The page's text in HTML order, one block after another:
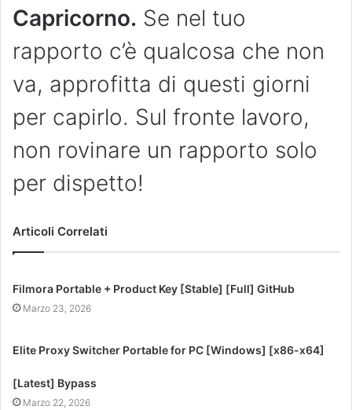
Capricorno. Se nel tuo
rapporto c’è qualcosa che non
va, approfitta di questi giorni
per capirlo. Sul fronte lavoro,
non rovinare un rapporto solo
per dispetto!
Articoli Correlati
Filmora Portable + Product Key [Stable] [Full] GitHub
Marzo 23, 2026
Elite Proxy Switcher Portable for PC [Windows] [x86-x64]
[Latest] Bypass
Marzo 22, 2026